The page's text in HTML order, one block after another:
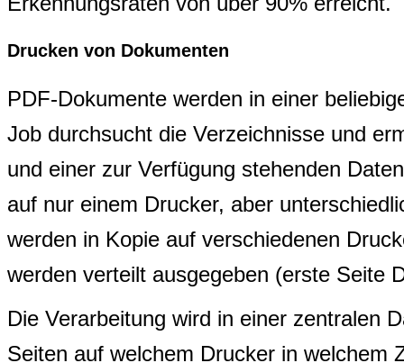
Drucken von Dokumenten
PDF-Dokumente werden in einer
Job durchsucht die Verzeichnisse und
und einer zur Verfügung stehenden
auf nur einem Drucker, aber
werden in Kopie auf verschiedenen
werden verteilt ausgegeben (erste Seite
Die Verarbeitung wird in einer zentralen
Seiten auf welchem Drucker in welchem